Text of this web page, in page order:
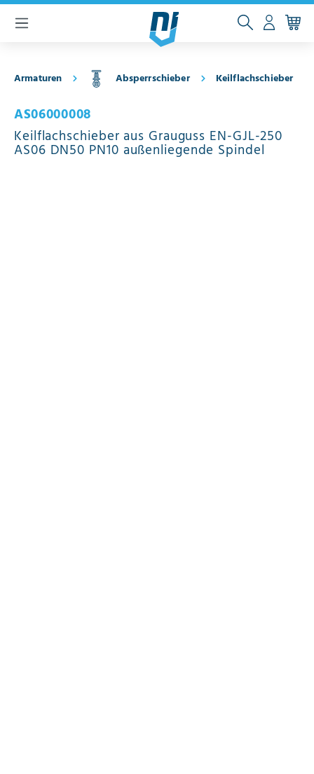
springen
Armaturen Absperrschieber Keilflachschieber
AS06000008
Keilflachschieber aus Grauguss EN-GJL-250
AS06 DN50 PN10 außenliegende Spindel